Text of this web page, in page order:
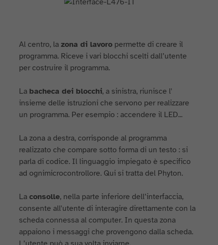
Al centro, lazona di lavoro permette di creare il
programma. Riceve i vari blocchi scelti dall’utente
per costruire il programma.
La bacheca dei blocchi, a sinistra, riunisce l'
insieme delle istruzioni che servono per realizzare
un programma. Per esempio : accendere il LED...
La zona a destra, corrisponde al programma
realizzato che compare sotto forma di un testo : si
parla di codice. Il linguaggio impiegato è specifico
ad ognimicrocontrollore. Qui si tratta del Phyton.
Laconsolle, nella parte inferiore dell’interfaccia,
consente all'utente di interagire direttamente con la
scheda connessa al computer. In questa zona
appaiono i messaggi che provengono dalla scheda.